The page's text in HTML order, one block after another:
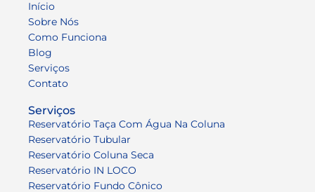
Início
Sobre Nós
Como Funciona
Blog
Serviços
Contato
Serviços
Reservatório Taça Com Água Na Coluna
Reservatório Tubular
Reservatório Coluna Seca
Reservatório IN LOCO
Reservatório Fundo Cônico